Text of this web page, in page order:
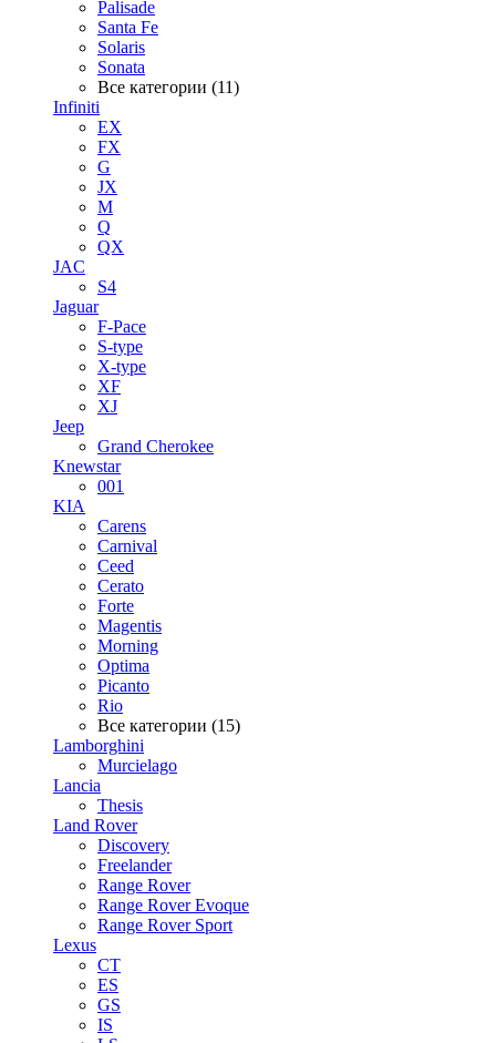
Palisade
Santa Fe
Solaris
Sonata
Все категории (11)
Infiniti
EX
FX
G
JX
M
Q
QX
JAC
S4
Jaguar
F-Pace
S-type
X-type
XF
XJ
Jeep
Grand Cherokee
Knewstar
001
KIA
Carens
Carnival
Ceed
Cerato
Forte
Magentis
Morning
Optima
Picanto
Rio
Все категории (15)
Lamborghini
Murcielago
Lancia
Thesis
Land Rover
Discovery
Freelander
Range Rover
Range Rover Evoque
Range Rover Sport
Lexus
CT
ES
GS
IS